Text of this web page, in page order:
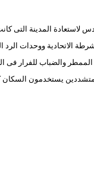
لاستعادة المدينة التى
الاتحادية ووحدات
والضباب للفرار فى
يستخدمون السكان